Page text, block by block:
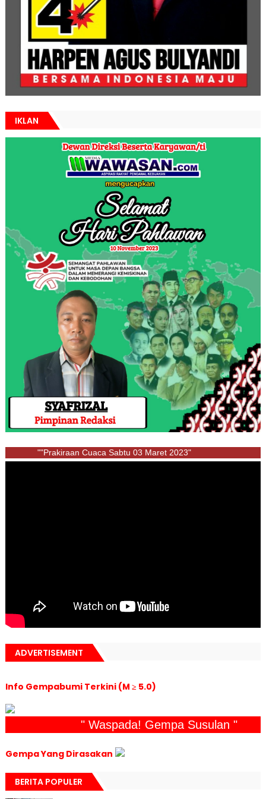
IKLAN
""Prakiraan Cuaca Sabtu 03 Maret 2023"
ADVERTISEMENT
Info Gempabumi Terkini (M ≥ 5.0)
" Waspada! Gempa Susulan "
Gempa Yang Dirasakan
BERITA POPULER